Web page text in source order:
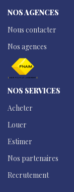
NOS AGENCES
Nous contacter
Nos agences
NOS SERVICES
Acheter
Louer
Estimer
Nos partenaires
Recrutement